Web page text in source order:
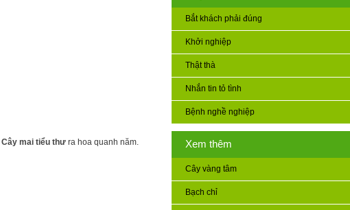
Bắt khách phải đúng
Khởi nghiệp
Thật thà
Nhắn tin tỏ tình
Bệnh nghề nghiệp
Xem thêm
Cây vàng tâm
Bạch chỉ
Cây mai tiểu thưra hoa quanh năm.